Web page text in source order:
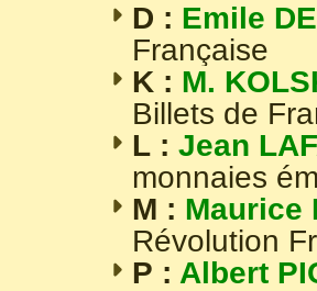
D : Emile
Française
K : M.
Billets de
L : Jean
monnaies
M : Maurice
Révolution
P : Albert